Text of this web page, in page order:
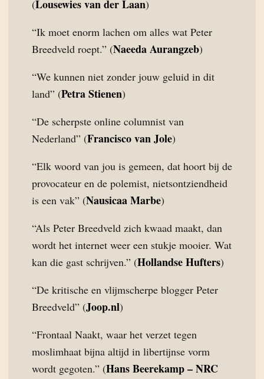
(Lousewies van der Laan)
“Ik moet enorm lachen om alles wat Peter
Breedveld roept.” (Naeeda Aurangzeb)
“We kunnen niet zonder jouw geluid in dit
land” (Petra Stienen)
“De scherpste online columnist van
Nederland” (Francisco van Jole)
“Elk woord van jou is gemeen, dat hoort bij de
provocateur en de polemist, nietsontziendheid
is een vak” (Nausicaa Marbe)
“Als Peter Breedveld zich kwaad maakt, dan
wordt het internet weer een stukje mooier. Wat
kan die gast schrijven.” (Hollandse Hufters)
“De kritische en vlijmscherpe blogger Peter
Breedveld” (Joop.nl)
“Frontaal Naakt, waar het verzet tegen
moslimhaat bijna altijd in libertijnse vorm
wordt gegoten.” (Hans Beerekamp – NRC